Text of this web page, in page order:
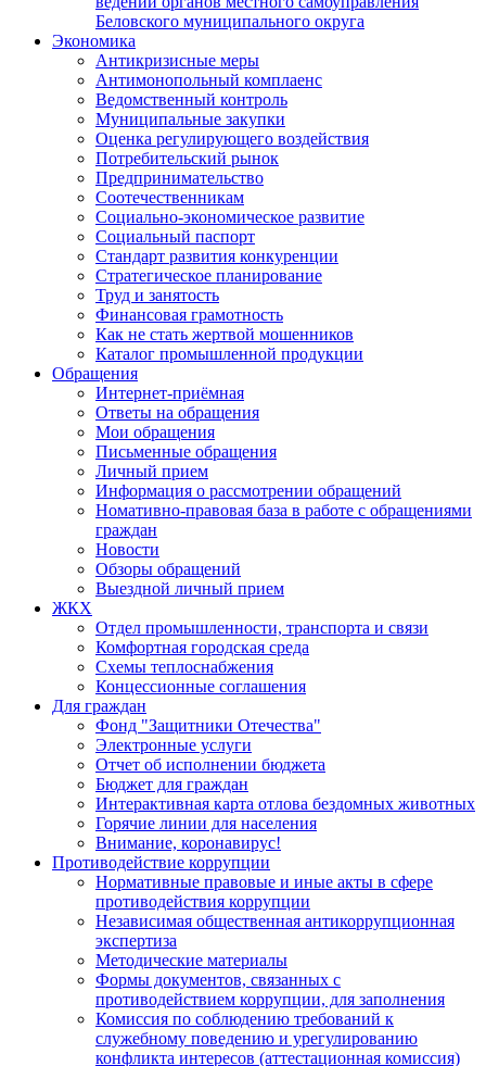
Беловского муниципального округа
Экономика
Антикризисные меры
Антимонопольный комплаенс
Ведомственный контроль
Муниципальные закупки
Оценка регулирующего воздействия
Потребительский рынок
Предпринимательство
Соотечественникам
Социально-экономическое развитие
Социальный паспорт
Стандарт развития конкуренции
Стратегическое планирование
Труд и занятость
Финансовая грамотность
Как не стать жертвой мошенников
Каталог промышленной продукции
Обращения
Интернет-приёмная
Ответы на обращения
Мои обращения
Письменные обращения
Личный прием
Информация о рассмотрении обращений
Номативно-правовая база в работе с обращениями
граждан
Новости
Обзоры обращений
Выездной личный прием
ЖКХ
Отдел промышленности, транспорта и связи
Комфортная городская среда
Схемы теплоснабжения
Концессионные соглашения
Для граждан
Фонд "Защитники Отечества"
Электронные услуги
Отчет об исполнении бюджета
Бюджет для граждан
Интерактивная карта отлова бездомных животных
Горячие линии для населения
Внимание, коронавирус!
Противодействие коррупции
Нормативные правовые и иные акты в сфере
противодействия коррупции
Независимая общественная антикоррупционная
экспертиза
Методические материалы
Формы документов, связанных с
противодействием коррупции, для заполнения
Комиссия по соблюдению требований к
служебному поведению и урегулированию
конфликта интересов (аттестационная комиссия)